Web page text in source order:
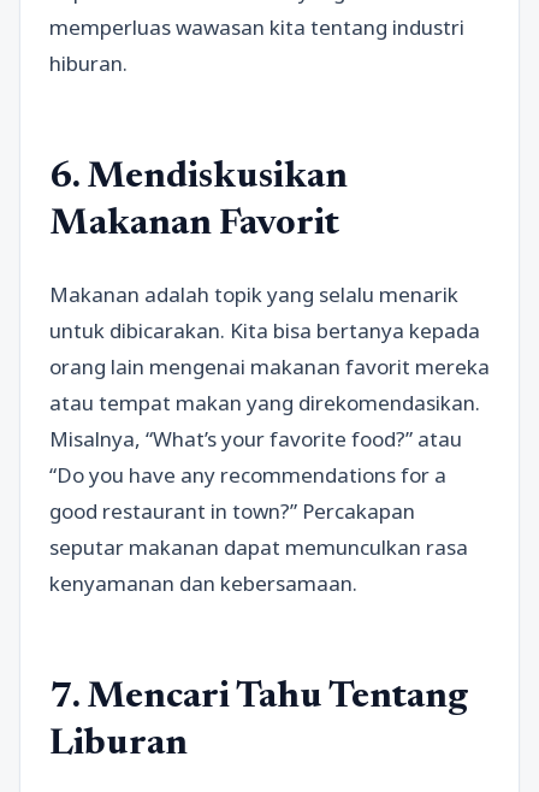
memperluas wawasan kita tentang industri
hiburan.
6. Mendiskusikan
Makanan Favorit
Makanan adalah topik yang selalu menarik
untuk dibicarakan. Kita bisa bertanya kepada
orang lain mengenai makanan favorit mereka
atau tempat makan yang direkomendasikan.
Misalnya, “What’s your favorite food?” atau
“Do you have any recommendations for a
good restaurant in town?” Percakapan
seputar makanan dapat memunculkan rasa
kenyamanan dan kebersamaan.
7. Mencari Tahu Tentang
Liburan